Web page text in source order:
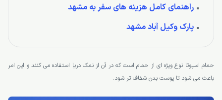
راهنمای کامل هزینه های سفر به مشهد
پارک وکیل آباد مشهد
حمام اسپوتا نوع ویژه ای از حمام است که در آن از نمک دریا استفاده می کنند و این امر
باعث می شود تا پوست بدن شفاف تر شود.